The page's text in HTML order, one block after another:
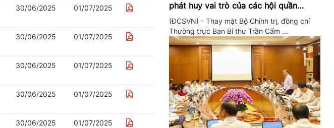
30/06/2025 01/07/2025
30/06/2025 01/07/2025
30/06/2025 01/07/2025
30/06/2025 01/07/2025
30/06/2025 01/07/2025
phát huy vai trò của các hội quần
chúng trong giai đoạn phát triển mới
(ĐCSVN) - Thay mặt Bộ Chính trị, đồng chí
Thường trực Ban Bí thư Trần Cẩm ...